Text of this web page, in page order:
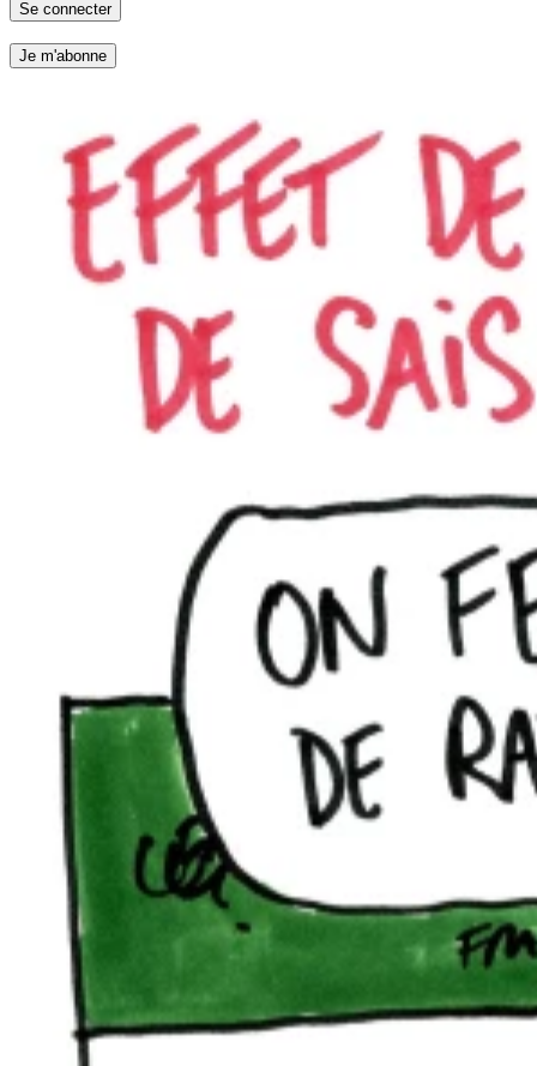
Se connecter
Je m'abonne